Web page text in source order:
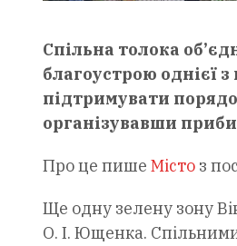
Спільна толока
благоустрою однієї
підтримувати
організувавши
Про це пише Місто з
Ще одну зелену зону
О. І. Ющенка.